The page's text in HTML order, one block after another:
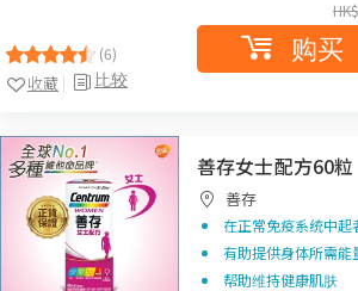
(6)
比较
收藏
HK$
购买
善存女士配方60粒
善存
在正常免疫系统中起
有助提供身体所需能
帮助维持健康肌肤